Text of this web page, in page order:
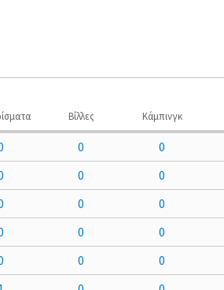
Βίλλες Κάμπινγκ
0 0
0 0
0 0
0 0
0 0